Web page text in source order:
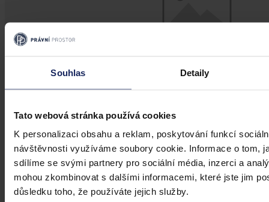
Souhlas Detaily
Tato webová stránka používá cookies
K personalizaci obsahu a reklam, poskytování funkcí
návštěvnosti využíváme soubory cookie. Informace o tom,
sdílíme se svými partnery pro sociální média, inzerci a
mohou zkombinovat s dalšími informacemi, které jste jim
důsledku toho, že používáte jejich služby.
Judikatura
Zastavení již skončené exekuce
Při řešení otázky věcné projednatelnosti návrhu účastníka na